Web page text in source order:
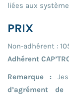
liées aux
PRIX
Non-adhérent :
Adhérent
Remarque :
d’agrément